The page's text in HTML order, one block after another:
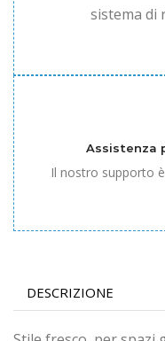
sistema di
Assistenza
Il nostro supporto
DESCRIZIONE